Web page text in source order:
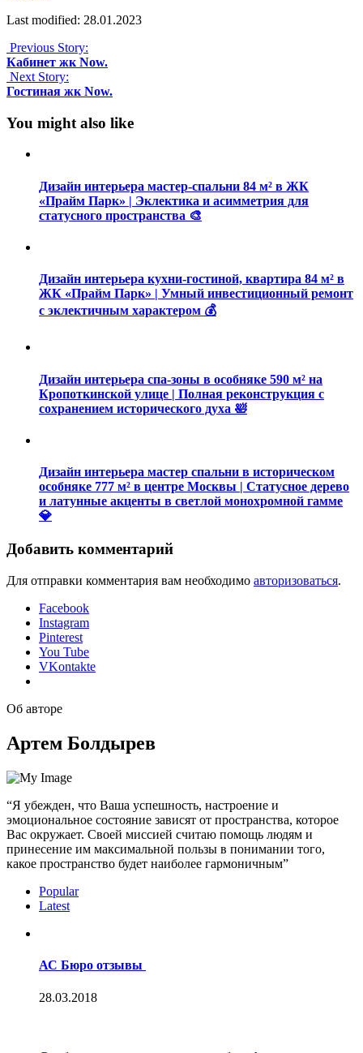
Last modified: 28.01.2023
Previous Story:
Кабинет жк Now.
Next Story:
Гостиная жк Now.
You might also like
Дизайн интерьера мастер-спальни 84 м² в ЖК
«Прайм Парк» | Эклектика и асимметрия для
статусного пространства 🎨
Дизайн интерьера кухни-гостиной, квартира 84 м² в
ЖК «Прайм Парк» | Умный инвестиционный ремонт
с эклектичным характером 💰
Дизайн интерьера спа-зоны в особняке 590 м² на
Кропоткинской улице | Полная реконструкция с
сохранением исторического духа 🛀
Дизайн интерьера мастер спальни в историческом
особняке 777 м² в центре Москвы | Статусное дерево
и латунные акценты в светлой монохромной гамме
💎
Добавить комментарий
Для отправки комментария вам необходимо авторизоваться.
Facebook
Instagram
Pinterest
You Tube
VKontakte
Об авторе
Артем Болдырев
“Я убежден, что Ваша успешность, настроение и
эмоциональное состояние зависят от пространства, которое
Вас окружает. Своей миссией считаю помощь людям и
принесение им максимальной пользы в понимании того,
какое пространство будет наиболее гармоничным”
Popular
Latest
АС Бюро отзывы
28.03.2018